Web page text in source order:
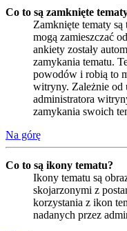
Co to są zamknięte
Zamknięte tematy
mogą zamieszczać
ankiety zostały
zamykania tematu.
powodów i robią to
witryny. Zależnie od
administratora
zamykania swoich
Na górę
Co to są ikony tematu?
Ikony tematu są
skojarzonymi z
korzystania z ikon
nadanych przez